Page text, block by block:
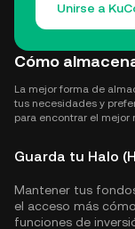
Unirse a
Cómo
La mejor forma de
tus necesidades y
para encontrar el mejor
Guarda tu Halo
Mantener tus
el acceso más
funciones de